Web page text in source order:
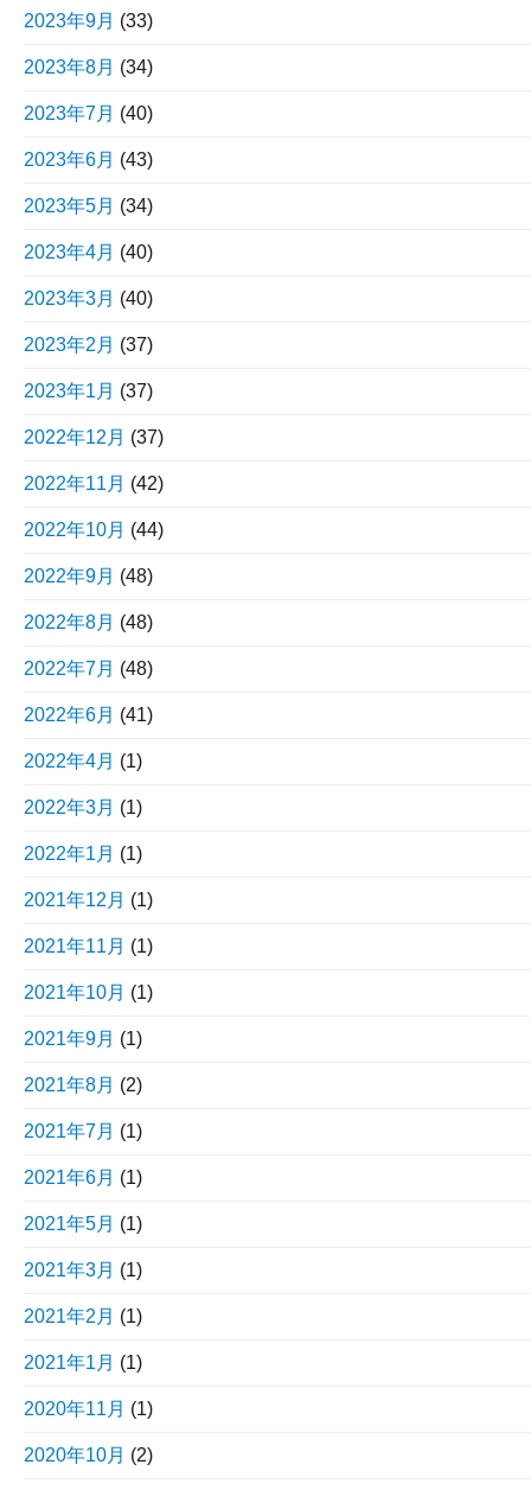
2023年9月 (33)
2023年8月 (34)
2023年7月 (40)
2023年6月 (43)
2023年5月 (34)
2023年4月 (40)
2023年3月 (40)
2023年2月 (37)
2023年1月 (37)
2022年12月 (37)
2022年11月 (42)
2022年10月 (44)
2022年9月 (48)
2022年8月 (48)
2022年7月 (48)
2022年6月 (41)
2022年4月 (1)
2022年3月 (1)
2022年1月 (1)
2021年12月 (1)
2021年11月 (1)
2021年10月 (1)
2021年9月 (1)
2021年8月 (2)
2021年7月 (1)
2021年6月 (1)
2021年5月 (1)
2021年3月 (1)
2021年2月 (1)
2021年1月 (1)
2020年11月 (1)
2020年10月 (2)